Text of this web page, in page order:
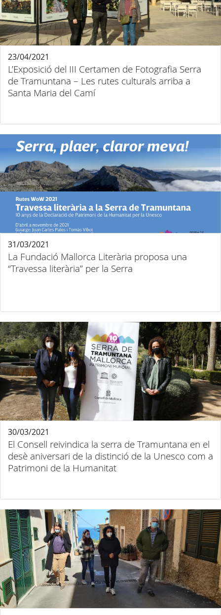
L’Exposició del III Certamen de Fotografia Serra
de Tramuntana – Les rutes culturals arriba a
Santa Maria del Camí
23/04/2021
La Fundació Mallorca Literària proposa una
“Travessa literària” per la Serra
31/03/2021
El Consell reivindica la serra de Tramuntana en el
desè aniversari de la distinció de la Unesco com a
Patrimoni de la Humanitat
30/03/2021